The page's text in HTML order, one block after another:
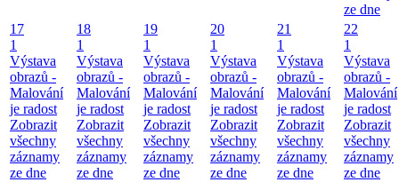
ze dne
17
1
Výstava
obrazů -
Malování
je radost
Zobrazit
všechny
záznamy
ze dne
18
1
Výstava
obrazů -
Malování
je radost
Zobrazit
všechny
záznamy
ze dne
19
1
Výstava
obrazů -
Malování
je radost
Zobrazit
všechny
záznamy
ze dne
20
1
Výstava
obrazů -
Malování
je radost
Zobrazit
všechny
záznamy
ze dne
21
1
Výstava
obrazů -
Malování
je radost
Zobrazit
všechny
záznamy
ze dne
22
1
Výstava
obrazů -
Malování
je radost
Zobrazit
všechny
záznamy
ze dne